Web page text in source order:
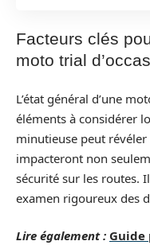
Facteurs clés
moto trial
L’état général d’une
éléments à considérer
minutieuse peut révéler
impacteront non
sécurité sur les routes.
examen rigoureux des
Lire également : Guide